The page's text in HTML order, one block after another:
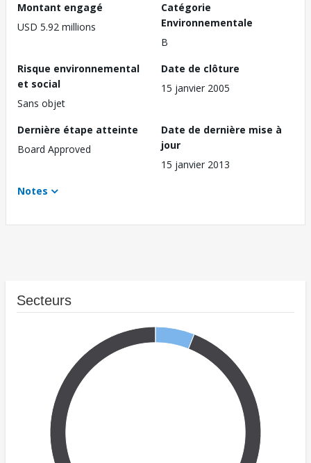
Montant engagé
USD 5.92 millions
Catégorie
Environnementale
B
Risque environnemental
et social
Sans objet
Date de clôture
15 janvier 2005
Dernière étape atteinte
Board Approved
Date de dernière mise à
jour
15 janvier 2013
Notes
Secteurs